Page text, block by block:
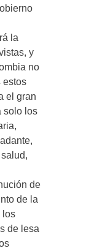
la
y
no
estos
el gran
solo los
de
de la
los
de lesa